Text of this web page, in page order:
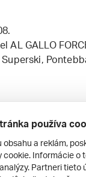
GALLO
hoteli
používa
obsahu a reklám,
cookie. Informácie o
Partneri